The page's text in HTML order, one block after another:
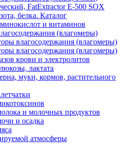
FatExtractor E-500 SOX
белка. Каталог
и витаминов
(влагомеры)
влагосодержания (влагомеры)
влагосодержания (влагомеры)
крови и электролитов
лактата
муки, кормов, растительного
и молочных продуктов
и осадка
атмосферы